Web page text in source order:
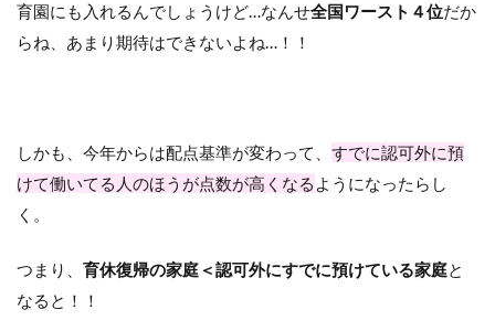
育園にも入れるんでしょうけど…なんせ全国ワースト４位だか
らね、あまり期待はできないよね…！！
しかも、今年からは配点基準が変わって、 すでに認可外に預
けて働いてる人のほうが点数が高くなる ようになったらし
く。
つまり、 育休復帰の家庭＜認可外にすでに預けている家庭と
なると！！